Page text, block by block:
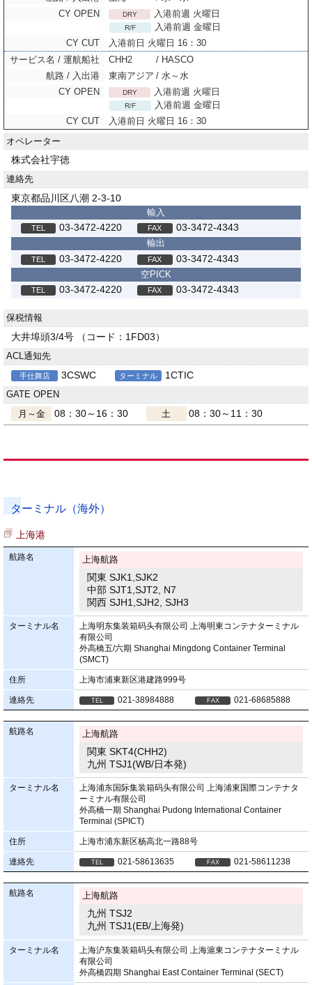
DRY 入港前週 火曜日
R/F
入港前週 金曜日
入港前日 火曜日 16：30
CHH2
/ HASCO
東南アジア / 水～水
DRY 入港前週 火曜日
R/F
入港前週 金曜日
入港前日 火曜日 16：30
オペレーター
株式会社宇徳
連絡先
東京都品川区八潮 2-3-10
輸入
03-3472-4220
03-3472-4343
輸出
03-3472-4220
03-3472-4343
空PICK
03-3472-4220
03-3472-4343
保税情報
大井埠頭3/4号 （コード：1FD03）
ACL通知先
手仕舞店 3CSWC ターミナル 1CTIC
GATE OPEN
月～金
08：30～16：30 土 08：30～11：30
ターミナル（海外）
上海港
航路名 上海航路
関東 SJK1,SJK2
中部 SJT1,SJT2, N7
関西 SJH1,SJH2, SJH3
ターミナル名
上海明东集装箱码头有限公司 上海明東コンテナターミナル
有限公司
外高橋五/六期 Shanghai Mingdong Container Terminal
(SMCT)
住所 上海市浦東新区港建路999号
連絡先 021-38984888 021-68685888
航路名 上海航路
関東 SKT4(CHH2)
九州 TSJ1(WB/日本発)
ターミナル名
上海浦东国际集装箱码头有限公司 上海浦東国際コンテナタ
ーミナル有限公司
外高橋一期 Shanghai Pudong International Container
Terminal (SPICT)
住所 上海市浦东新区杨高北一路88号
連絡先 021-58613635 021-58611238
航路名 上海航路
九州 TSJ2
九州 TSJ1(EB/上海発)
ターミナル名
上海沪东集装箱码头有限公司 上海滬東コンテナターミナル
有限公司
外高橋四期 Shanghai East Container Terminal (SECT)